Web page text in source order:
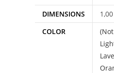
DIMENSIONS
COLOR